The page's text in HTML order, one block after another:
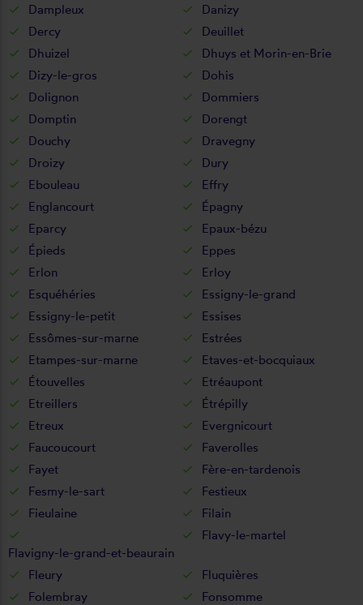
Dampleux
Danizy
Dercy
Deuillet
Dhuizel
Dhuys et Morin-en-Brie
Dizy-le-gros
Dohis
Dolignon
Dommiers
Domptin
Dorengt
Douchy
Dravegny
Droizy
Dury
Ebouleau
Effry
Englancourt
Épagny
Eparcy
Epaux-bézu
Épieds
Eppes
Erlon
Erloy
Esquéhéries
Essigny-le-grand
Essigny-le-petit
Essises
Essômes-sur-marne
Estrées
Etampes-sur-marne
Etaves-et-bocquiaux
Étouvelles
Etréaupont
Etreillers
Étrépilly
Etreux
Evergnicourt
Faucoucourt
Faverolles
Fayet
Fère-en-tardenois
Fesmy-le-sart
Festieux
Fieulaine
Filain
Flavigny-le-grand-et-beaurain
Flavy-le-martel
Fleury
Fluquières
Folembray
Fonsomme